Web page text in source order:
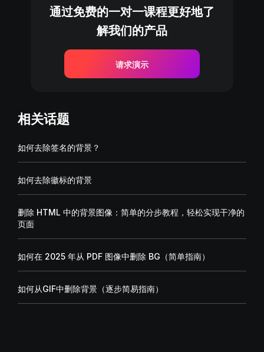
通过免费的一对一课程更好地了
解我们的产品
请求演示
相关话题
如何去除签名的背景？
如何去除徽标的背景
删除 HTML 中的背景图像：简单的分步教程，轻松实现干净的
页面
如何在 2025 年从 PDF 图像中删除 BG（简单指南）
如何从GIF中删除背景（逐步简易指南）